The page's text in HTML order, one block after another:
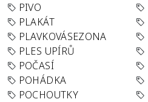
PIVO
PLAKÁT
PLAVKOVÁSEZONA
PLES UPÍRŮ
POČASÍ
POHÁDKA
POCHOUTKY